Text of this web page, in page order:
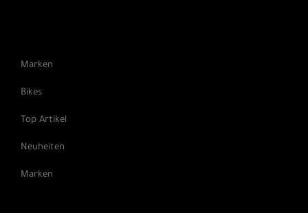
Marken
Bikes
Top Artikel
Neuheiten
Marken